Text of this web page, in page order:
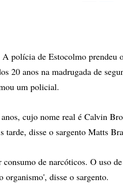
polícia de Estocolmo prendeu
20 anos na madrugada de
um policial.
cujo nome real é Calvin
tarde, disse o sargento Matts
de narcóticos. O uso
organismo', disse o sargento.